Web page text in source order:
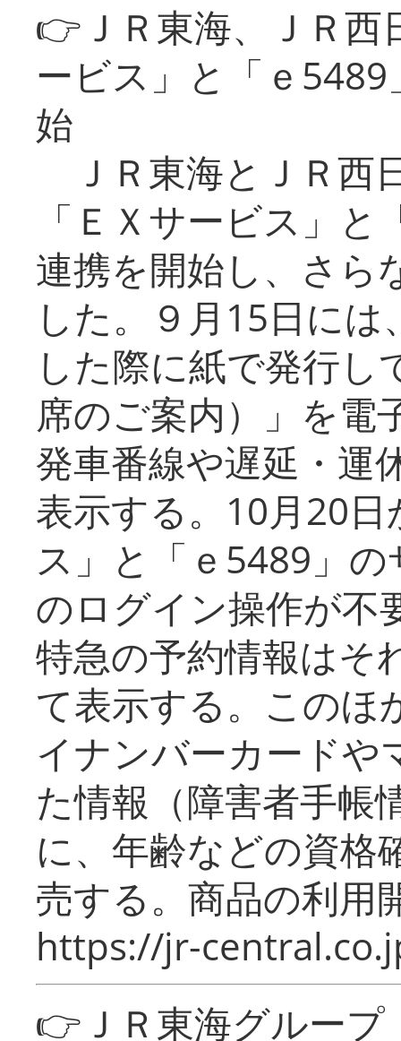
👉ＪＲ東海、ＪＲ
ービス」と「ｅ
始
ＪＲ東海とＪＲ西
「ＥＸサービス」
連携を開始し、さら
した。９月15日に
した際に紙で発行し
席のご案内）」を電
発車番線や遅延・運
表示する。10月20
ス」と「ｅ5489」
のログイン操作が不
特急の予約情報はそ
て表示する。このほ
イナンバーカードや
た情報（障害者手帳
に、年齢などの資格
売する。商品の利用
https://jr-
👉ＪＲ東海グルー